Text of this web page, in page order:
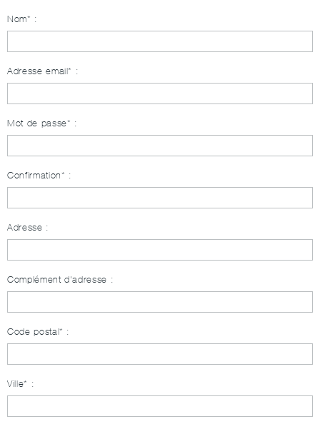
Nom* :
Adresse email* :
Mot de passe* :
Confirmation* :
Adresse :
Complément d'adresse :
Code postal* :
Ville* :